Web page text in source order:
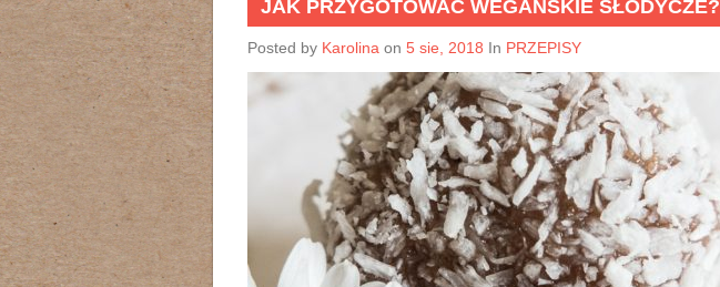
JAK PRZYGOTOWAĆ WEGAŃSKIE SŁODYCZE?
Posted by Karolina on 5 sie, 2018 In PRZEPISY